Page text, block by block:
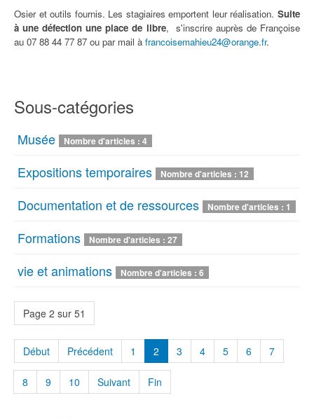
Osier et outils fournis. Les stagiaires emportent leur réalisation. Suite
à une défection une place de libre, s'inscrire auprès de Françoise
au 07 88 44 77 87 ou par mail à francoisemahieu24@orange.fr.
Sous-catégories
Musée Nombre d'articles : 4
Expositions temporaires Nombre d'articles : 12
Documentation et de ressources Nombre d'articles : 1
Formations Nombre d'articles : 27
vie et animations Nombre d'articles : 6
Page 2 sur 51
Début Précédent 1 2 3 4 5 6 7
8 9 10 Suivant Fin